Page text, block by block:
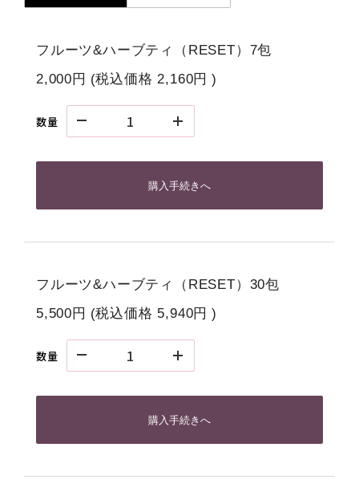
フルーツ&ハーブティ（RESET）7包
2,000円 (税込価格2,160円 )
数量
購入手続きへ
フルーツ&ハーブティ（RESET）30包
5,500円 (税込価格 5,940円 )
数量
購入手続きへ